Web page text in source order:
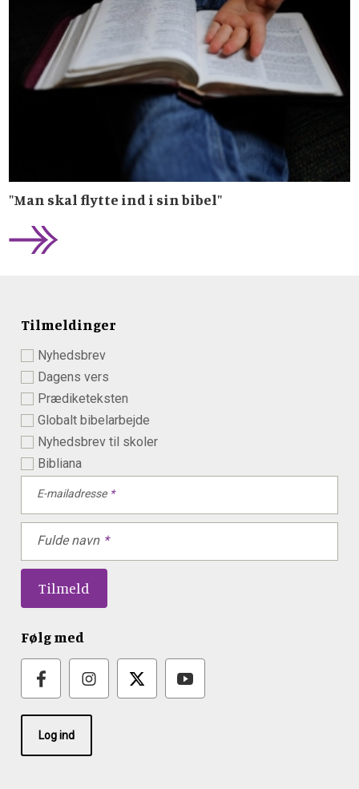
"Man skal flytte ind i sin bibel"
Tilmeldinger
Nyhedsbrev
Dagens vers
Prædiketeksten
Globalt bibelarbejde
Nyhedsbrev til skoler
Bibliana
E-mailadresse
Fulde navn
Følg med
Log ind